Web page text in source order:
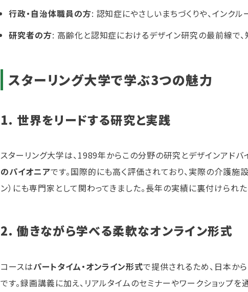
行政・自治体職員の方: 認知症にやさしいまちづくりや、インク
研究者の方: 高齢化と認知症におけるデザイン研究の最前線で
スターリング大学で学ぶ3つの魅力
1. 世界をリードする研究と実践
スターリング大学は、1989年からこの分野の研究とデザインアドバ
のパイオニアです。国際的にも高く評価されており、実際の介護施
ン）にも専門家として関わってきました。長年の実績に裏付けられ
2. 働きながら学べる柔軟なオンライン形式
コースはパートタイム・オンライン形式で提供されるため、日本か
です。録画講義に加え、リアルタイムのセミナーやワークショップ